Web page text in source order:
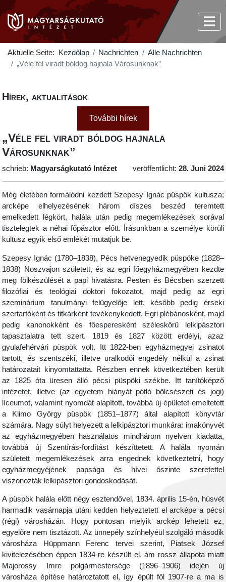
Aktuelle Seite: Kezdőlap Nachrichten
Alle Nachrichten
„Véle fel viradt bóldog hajnala Városunknak”
Hírek, aktualitások
További hírek
„Véle fel viradt bóldog hajnala
Városunknak”
schrieb: Magyarságkutató Intézet veröffentlicht: 28. Juni 2024
Még életében formálódni kezdett Szepesy Ignác püspök kultusza;
arcképe elhelyezésének három díszes beszéd teremtett
emelkedett légkört, halála után pedig megemlékezések sorával
tisztelegtek a néhai főpásztor előtt. Írásunkban a személye körüli
kultusz egyik első emlékét mutatjuk be.
Szepesy Ignác (1780–1838), Pécs hetvenegyedik püspöke (1828–
1838) Noszvajon született, és az egri főegyházmegyében kezdte
meg fölkészülését a papi hivatásra. Pesten és Bécsben szerzett
filozófiai és teológiai doktori fokozatot, majd pedig az egri
szeminárium tanulmányi felügyelője lett, később pedig érseki
szertartóként és titkárként tevékenykedett. Egri plébánosként, majd
pedig kanonokként és főesperesként széleskörű lelkipásztori
tapasztalatra tett szert. 1819 és 1827 között erdélyi, azaz
gyulafehérvári püspök volt. Itt 1822-ben egyházmegyei zsinatot
tartott, és szentszéki, illetve uralkodói engedély nélkül a zsinat
határozatait kinyomtattatta. Részben ennek következtében került
az 1825 óta üresen álló pécsi püspöki székbe. Itt tanítóképző
intézetet, illetve (az egyetem hiányát pótló bölcsészeti és jogi)
líceumot, valamint nyomdát alapított, továbbá új épületet emeltetett
a Klimo György püspök (1851–1877) által alapított könyvtár
számára. Nagy súlyt helyezett a lelkipásztori munkára: imakönyvét
az egyházmegyében használatos mindhárom nyelven kiadatta,
továbbá új Szentírás-fordítást készíttetett. A halála nyomán
született megemlékezések arra engednek következtetni, hogy
egyházmegyéjének papsága és hívei őszinte szeretettel
viszonozták lelkipásztori gondoskodását.
A püspök halála előtt négy esztendővel, 1834. április 15-én, húsvét
harmadik vasárnapja utáni kedden helyeztetett el arcképe a pécsi
(régi) városházán. Hogy pontosan melyik arckép lehetett ez,
egyelőre nem tisztázott. Az ünnepély színhelyéül szolgáló második
városháza Hüppmann Ferenc tervei szerint, Piatsek József
kivitelezésében éppen 1834-re készült el, ám rossz állapota miatt
Majorossy Imre polgármestersége (1896–1906) idején új
városháza építése határoztatott el, így épült föl 1907-re a ma is